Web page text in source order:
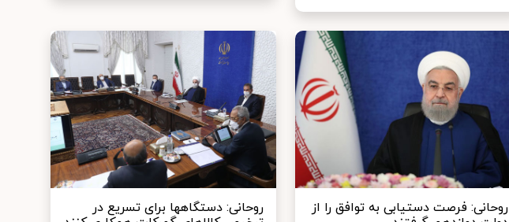
روحانی: فرصت دستیابی به توافق را از
روحانی: دستگاهها برای تسریع در